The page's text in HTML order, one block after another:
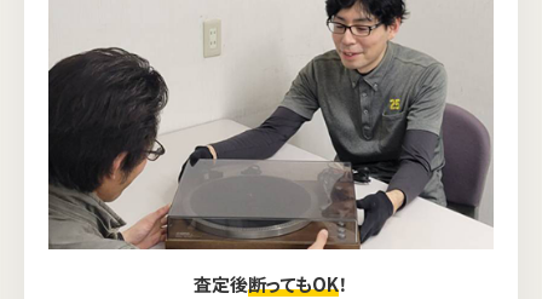
査定後断ってもOK！